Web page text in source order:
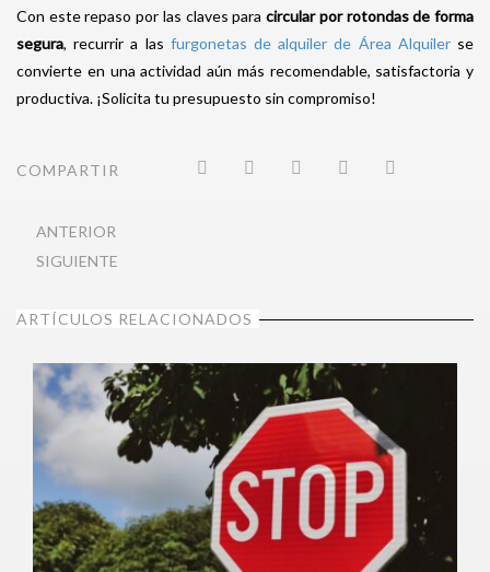
Con este repaso por las claves paracircular por rotondas de forma
segura, recurrir a las furgonetas de alquiler de Área Alquilerse
convierte en una actividad aún más recomendable, satisfactoria y
productiva. ¡Solicita tu presupuesto sin compromiso!
COMPARTIR
ANTERIOR
SIGUIENTE
ARTÍCULOS RELACIONADOS